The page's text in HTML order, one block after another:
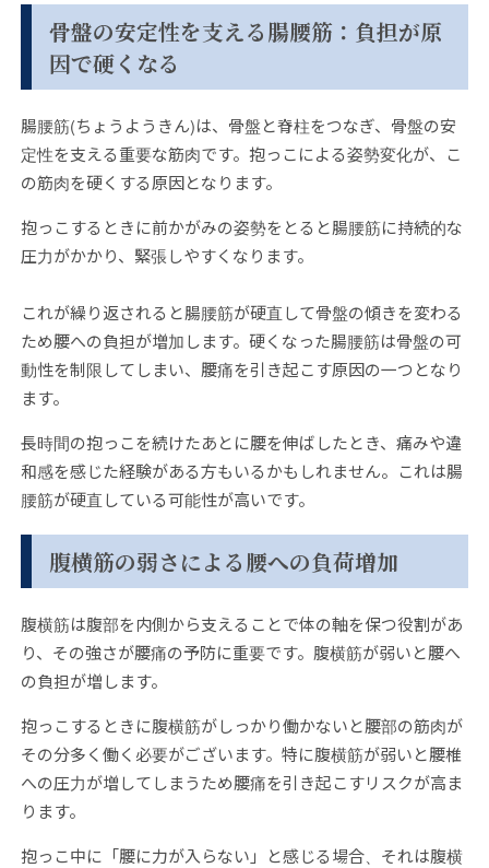
骨盤の安定性を支える腸腰筋：負担が原
因で硬くなる
腸腰筋(ちょうようきん)は、骨盤と脊柱をつなぎ、骨盤の安
定性を支える重要な筋肉です。抱っこによる姿勢変化が、こ
の筋肉を硬くする原因となります。
抱っこするときに前かがみの姿勢をとると腸腰筋に持続的な
圧力がかかり、緊張しやすくなります。
これが繰り返されると腸腰筋が硬直して骨盤の傾きを変わる
ため腰への負担が増加します。硬くなった腸腰筋は骨盤の可
動性を制限してしまい、腰痛を引き起こす原因の一つとなり
ます。
長時間の抱っこを続けたあとに腰を伸ばしたとき、痛みや違
和感を感じた経験がある方もいるかもしれません。これは腸
腰筋が硬直している可能性が高いです。
腹横筋の弱さによる腰への負荷増加
腹横筋は腹部を内側から支えることで体の軸を保つ役割があ
り、その強さが腰痛の予防に重要です。腹横筋が弱いと腰へ
の負担が増します。
抱っこするときに腹横筋がしっかり働かないと腰部の筋肉が
その分多く働く必要がございます。特に腹横筋が弱いと腰椎
への圧力が増してしまうため腰痛を引き起こすリスクが高ま
ります。
抱っこ中に「腰に力が入らない」と感じる場合、それは腹横